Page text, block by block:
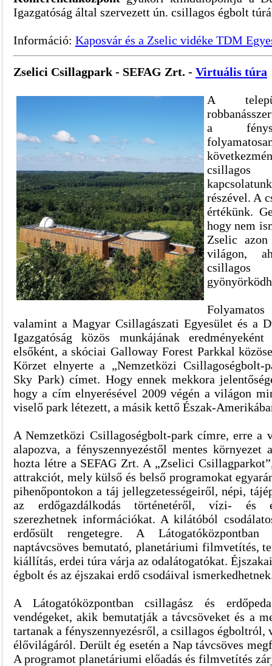
Igazgatóság által szervezett ún. csillagos égbolt
Információ: Kaposvár és a Zselic vidéke TDM
Zselici Csillagpark - SEFAG Zrt. - Virtuális túra
A
a
részével. A
értékünk.
hogy nem
Zselic
világon,
valamint a Magyar Csillagászati Egyesület és a
Igazgatóság közös munkájának
elsőként, a skóciai Galloway Forest Parkkal
Körzet elnyerte a „Nemzetközi Csillagoségbolt-
Sky Park) címet. Hogy ennek mekkora
hogy a cím elnyerésével 2009 végén a világon
viselő park létezett, a másik kettő Észak-
A Nemzetközi Csillagoségbolt-park címre, erre a
alapozva, a fényszennyezéstől mentes környezet
hozta létre a SEFAG Zrt. A „Zselici
attrakciót, mely külső és belső programokat
pihenőpontokon a táj jellegzetességeiről, népi,
az erdőgazdálkodás történetéről, vízi- és
szerezhetnek információkat. A kilátóból
erdősült rengetegre. A
naptávcsöves bemutató, planetáriumi filmvetítés,
kiállítás, erdei túra várja az odalátogatókat.
égbolt és az éjszakai erdő csodáival
A Látogatóközpontban csillagász és
vendégeket, akik bemutatják a távcsöveket és a
tartanak a fényszennyezésről, a csillagos
élővilágáról. Derült ég esetén a Nap távcsöves
A programot planetáriumi előadás és filmvetítés